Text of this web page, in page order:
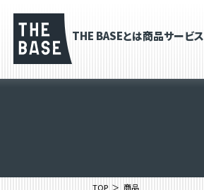
THE BASEとは商品サービス
TOP 商品